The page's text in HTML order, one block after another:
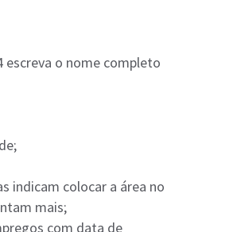
o nome completo
indicam colocar a área no
mais;
com data de